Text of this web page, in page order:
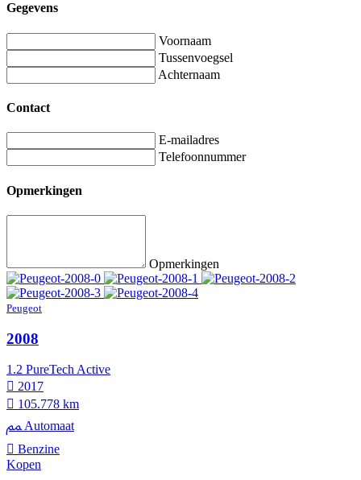
Gegevens
Voornaam
Tussenvoegsel
Achternaam
Contact
E-mailadres
Telefoonnummer
Opmerkingen
Opmerkingen
Peugeot
2008
1.2 PureTech Active
2017
105.778 km
Automaat
Benzine
Kopen